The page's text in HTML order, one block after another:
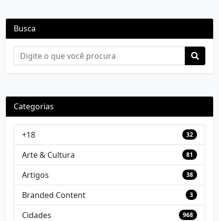
Busca
Categorias
+18 32
Arte & Cultura 81
Artigos 38
Branded Content 3
Cidades 968